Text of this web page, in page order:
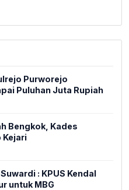
Purworejo
Puluhan Juta Rupiah
Bengkok, Kades
Kejari
: KPUS Kendal
untuk MBG